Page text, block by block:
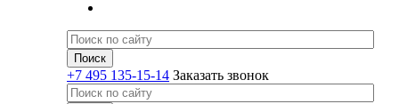
+7 495 135-15-14 Заказать звонок